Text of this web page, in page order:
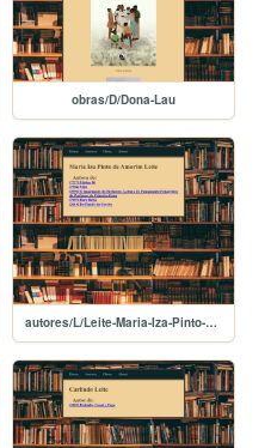
obras/D/Dona-Lau
autores/L/Leite-Maria-Iza-Pinto-de-Amorim